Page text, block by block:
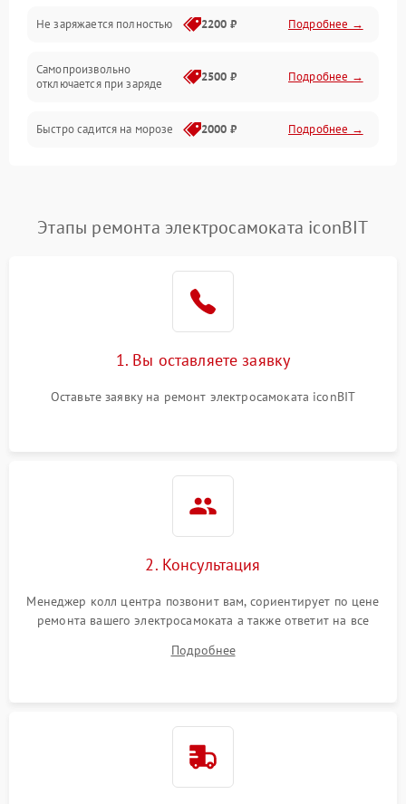
Не заряжается полностью 2200 ₽ Подробнее →
Самопроизвольно
отключается при заряде
2500 ₽ Подробнее →
Быстро садится на морозе 2000 ₽ Подробнее →
Этапы ремонта электросамоката iconBIT
1. Вы оставляете заявку
Оставьте заявку на ремонт электросамоката iconBIT
2. Консультация
Менеджер колл центра позвонит вам, сориентирует по цене
ремонта вашего электросамоката а также ответит на все
Подробнее